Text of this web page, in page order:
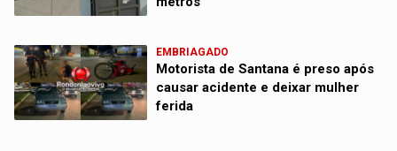
EMBRIAGADO
Motorista de Santana é preso após
causar acidente e deixar mulher
ferida